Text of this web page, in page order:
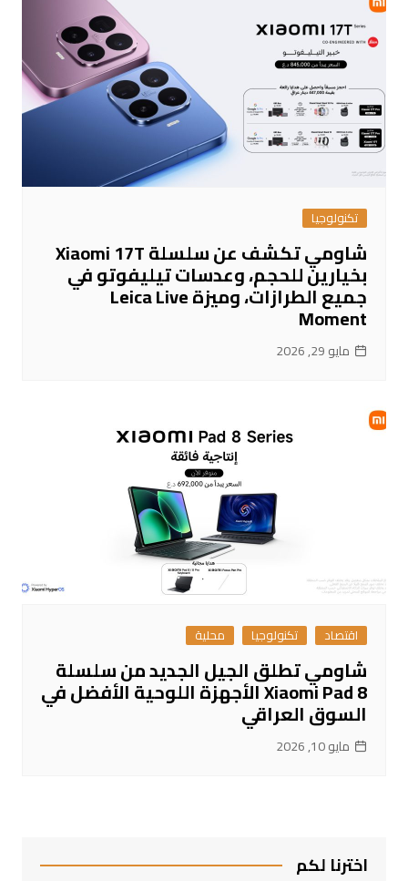
تكنولوجيا
شاومي تكشف عن سلسلة Xiaomi 17T
بخيارين للحجم، وعدسات تيليفوتو في
جميع الطرازات، وميزة Leica Live
Moment
مايو 29, 2026
اقتصاد تكنولوجيا محلية
شاومي تطلق الجيل الجديد من سلسلة
Xiaomi Pad 8 الأجهزة اللوحية الأفضل في
السوق العراقي
مايو 10, 2026
اخترنا لكم